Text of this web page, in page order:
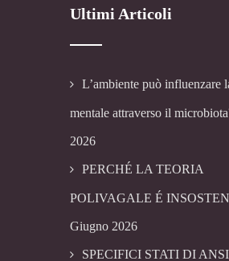
Ultimi Articoli
L’ambiente può influenzare
mentale attraverso il
2026
PERCHÉ LA TEORIA
POLIVAGALE É
Giugno 2026
SPECIFICI STATI DI